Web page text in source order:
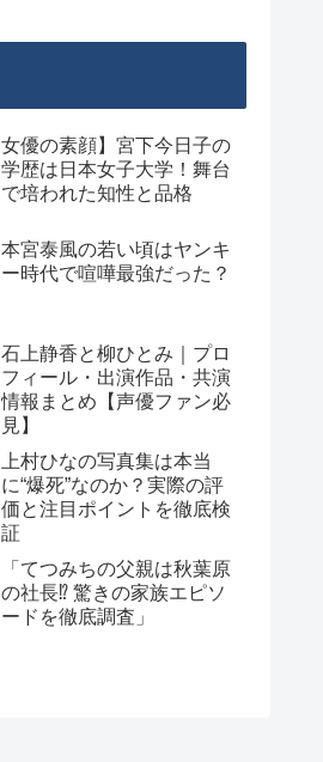
女優の素顔】宮下今日子の
学歴は日本女子大学！舞台
で培われた知性と品格
本宮泰風の若い頃はヤンキ
ー時代で喧嘩最強だった？
石上静香と柳ひとみ｜プロ
フィール・出演作品・共演
情報まとめ【声優ファン必
見】
上村ひなの写真集は本当
に“爆死”なのか？実際の評
価と注目ポイントを徹底検
証
「てつみちの父親は秋葉原
の社長⁉ 驚きの家族エピソ
ードを徹底調査」